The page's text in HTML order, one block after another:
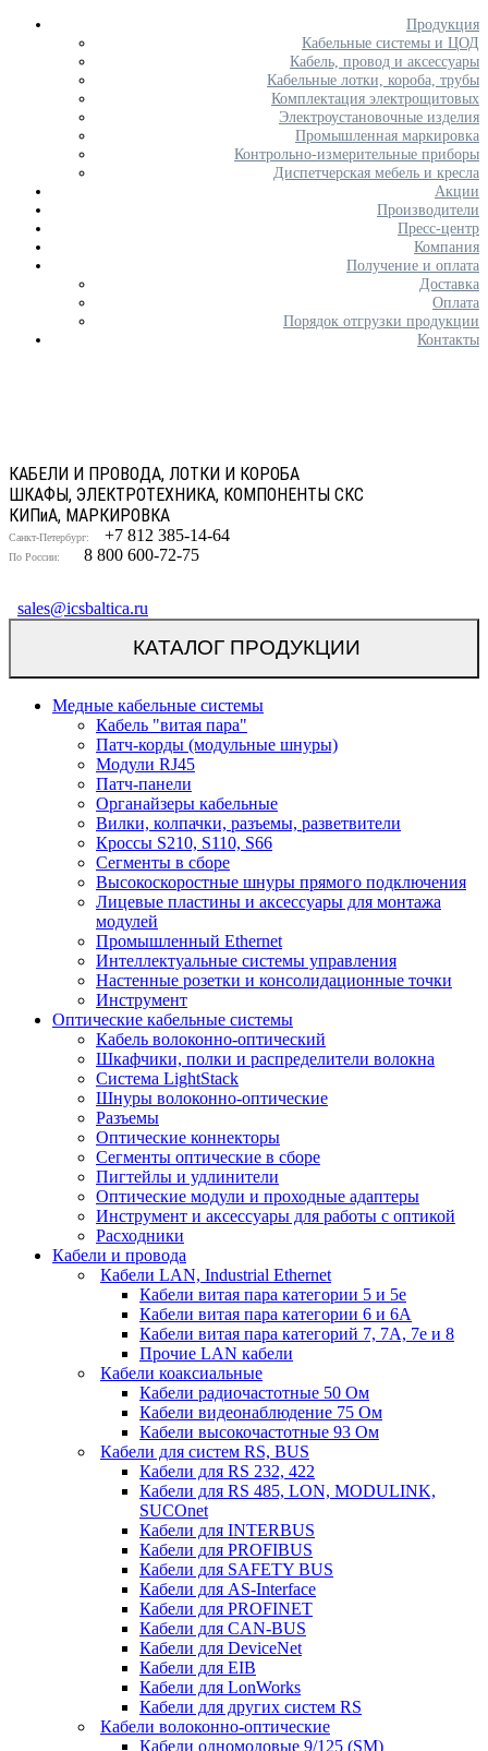
Продукция
Кабельные системы и ЦОД
Кабель, провод и аксессуары
Кабельные лотки, короба, трубы
Комплектация электрощитовых
Электроустановочные изделия
Промышленная маркировка
Контрольно-измерительные приборы
Диспетчерская мебель и кресла
Акции
Производители
Пресс-центр
Компания
Получение и оплата
Доставка
Оплата
Порядок отгрузки продукции
Контакты
КАБЕЛИ И ПРОВОДА, ЛОТКИ И КОРОБА
ШКАФЫ, ЭЛЕКТРОТЕХНИКА, КОМПОНЕНТЫ СКС
КИПиА, МАРКИРОВКА
Санкт-Петербург: +7 812 385-14-64
По России: 8 800 600-72-75
sales@icsbaltica.ru
КАТАЛОГ ПРОДУКЦИИ
Медные кабельные системы
Кабель "витая пара"
Патч-корды (модульные шнуры)
Модули RJ45
Патч-панели
Органайзеры кабельные
Вилки, колпачки, разъемы, разветвители
Кроссы S210, S110, S66
Сегменты в сборе
Высокоскоростные шнуры прямого подключения
Лицевые пластины и аксессуары для монтажа
модулей
Промышленный Ethernet
Интеллектуальные системы управления
Настенные розетки и консолидационные точки
Инструмент
Оптические кабельные системы
Кабель волоконно-оптический
Шкафчики, полки и распределители волокна
Система LightStack
Шнуры волоконно-оптические
Разъемы
Оптические коннекторы
Сегменты оптические в сборе
Пигтейлы и удлинители
Оптические модули и проходные адаптеры
Инструмент и аксессуары для работы с оптикой
Расходники
Кабели и провода
Кабели LAN, Industrial Ethernet
Кабели витая пара категории 5 и 5е
Кабели витая пара категории 6 и 6A
Кабели витая пара категорий 7, 7А, 7е и 8
Прочие LAN кабели
Кабели коаксиальные
Кабели радиочастотные 50 Ом
Кабели видеонаблюдение 75 Ом
Кабели высокочастотные 93 Ом
Кабели для систем RS, BUS
Кабели для RS 232, 422
Кабели для RS 485, LON, MODULINK,
SUCOnet
Кабели для INTERBUS
Кабели для PROFIBUS
Кабели для SAFETY BUS
Кабели для AS-Interface
Кабели для PROFINET
Кабели для CAN-BUS
Кабели для DeviceNet
Кабели для EIB
Кабели для LonWorks
Кабели для других систем RS
Кабели волоконно-оптические
Кабели одномодовые 9/125 (SM)